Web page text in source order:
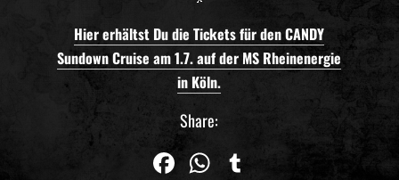
Hier erhältst Du die Tickets für den CANDY
Sundown Cruise am 1.7. auf der MS Rheinenergie
in Köln.
Share:
Fa W Tu